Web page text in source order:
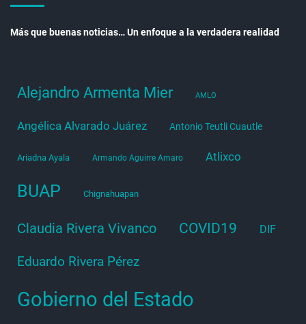
Más que buenas noticias… Un enfoque a la verdadera realidad
Alejandro Armenta Mier AMLO
Angélica Alvarado Juárez Antonio Teutli Cuautle
Ariadna Ayala Armando Aguirre Amaro Atlixco
BUAP Chignahuapan
Claudia Rivera Vivanco COVID19 DIF
Eduardo Rivera Pérez
Gobierno del Estado